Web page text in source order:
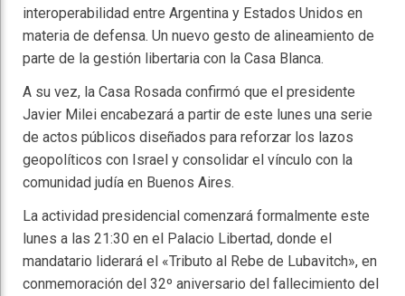
interoperabilidad entre Argentina y Estados Unidos en
materia de defensa. Un nuevo gesto de alineamiento de
parte de la gestión libertaria con la Casa Blanca.
A su vez, la Casa Rosada confirmó que el presidente
Javier Milei encabezará a partir de este lunes una serie
de actos públicos diseñados para reforzar los lazos
geopolíticos con Israel y consolidar el vínculo con la
comunidad judía en Buenos Aires.
La actividad presidencial comenzará formalmente este
lunes a las 21:30 en el Palacio Libertad, donde el
mandatario liderará el «Tributo al Rebe de Lubavitch», en
conmemoración del 32º aniversario del fallecimiento del